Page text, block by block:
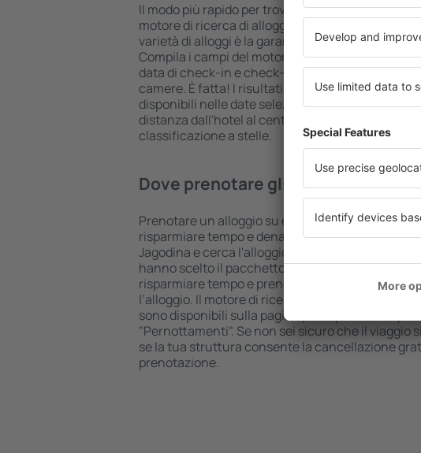
Il modo più rapido per trovare un hotel in
motore di ricerca di alloggi eSky. Un ampio
varietà di alloggi è la garanzia di trovare quello
Compila i campi del motore di ricerca: seleziona
data di check-in e check-out, aggiungi il numero
camere. È fatta! I risultati della ricerca ti
disponibili nelle date selezionate. Puoi
distanza dall'hotel al centro città, le modalità di
classificazione a stelle.
Dove prenotare gli hotel in
Prenotare un alloggio su eSkyTravel.it è una
risparmiare tempo e denaro. Utilizza il motore di
Jagodina e cerca l'alloggio più adatto alle tue
hanno scelto il pacchetto Volo+Hotel, che
risparmiare tempo e prenotare istantaneamente il
l’alloggio. Il motore di ricerca e la prenotazione di
sono disponibili sulla pagina principale di
"Pernottamenti". Se non sei sicuro che il viaggio
se la tua struttura consente la cancellazione
prenotazione.